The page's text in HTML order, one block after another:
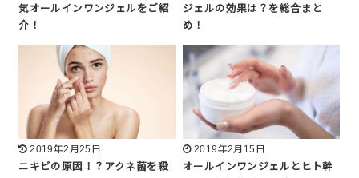
気オールインワンジェルをご紹
介！
ジェルの効果は？を総合まと
め！
2019年2月25日
ニキビの原因！？アクネ菌を殺
2019年2月15日
オールインワンジェルとヒト幹